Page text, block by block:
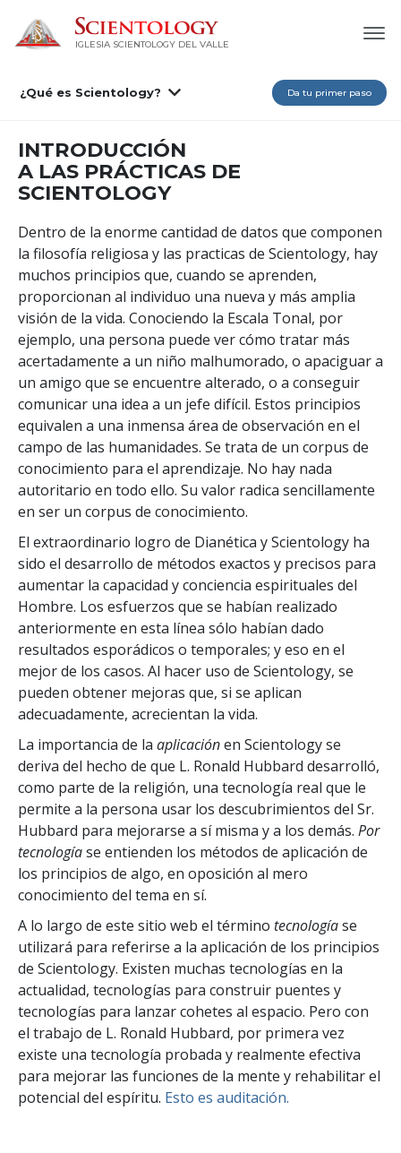
IGLESIA SCIENTOLOGY DEL VALLE
¿Qué es Scientology? Da tu primer paso
INTRODUCCIÓN
A LAS PRÁCTICAS DE
SCIENTOLOGY
Dentro de la enorme cantidad de datos que componen
la filosofía religiosa y las practicas de Scientology, hay
muchos principios que, cuando se aprenden,
proporcionan al individuo una nueva y más amplia
visión de la vida. Conociendo la Escala Tonal, por
ejemplo, una persona puede ver cómo tratar más
acertadamente a un niño malhumorado, o apaciguar a
un amigo que se encuentre alterado, o a conseguir
comunicar una idea a un jefe difícil. Estos principios
equivalen a una inmensa área de observación en el
campo de las humanidades. Se trata de un corpus de
conocimiento para el aprendizaje. No hay nada
autoritario en todo ello. Su valor radica sencillamente
en ser un corpus de conocimiento.
El extraordinario logro de Dianética y Scientology ha
sido el desarrollo de métodos exactos y precisos para
aumentar la capacidad y conciencia espirituales del
Hombre. Los esfuerzos que se habían realizado
anteriormente en esta línea sólo habían dado
resultados esporádicos o temporales; y eso en el
mejor de los casos. Al hacer uso de Scientology, se
pueden obtener mejoras que, si se aplican
adecuadamente, acrecientan la vida.
La importancia de la aplicaciónen Scientology se
deriva del hecho de que L. Ronald Hubbard desarrolló,
como parte de la religión, una tecnología real que le
permite a la persona usar los descubrimientos del Sr.
Hubbard para mejorarse a sí misma y a los demás. Por
tecnologíase entienden los métodos de aplicación de
los principios de algo, en oposición al mero
conocimiento del tema en sí.
A lo largo de este sitio web el término tecnologíase
utilizará para referirse a la aplicación de los principios
de Scientology. Existen muchas tecnologías en la
actualidad, tecnologías para construir puentes y
tecnologías para lanzar cohetes al espacio. Pero con
el trabajo de L. Ronald Hubbard, por primera vez
existe una tecnología probada y realmente efectiva
para mejorar las funciones de la mente y rehabilitar el
potencial del espíritu. Esto es auditación.